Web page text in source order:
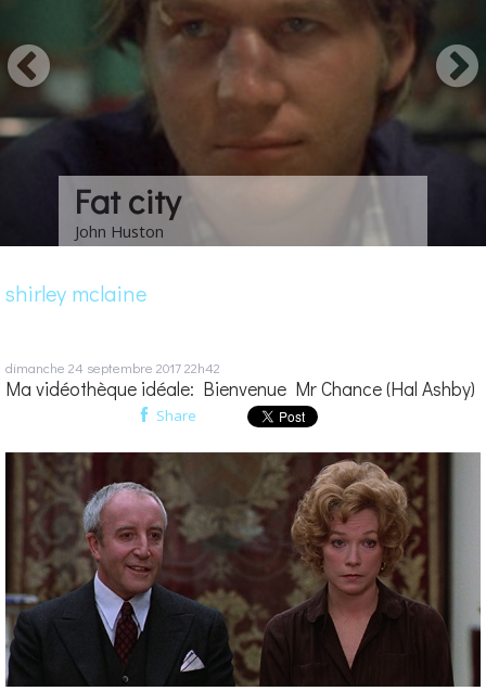
Les choses de la vie
Claude Sautet
shirley mclaine
dimanche 24 septembre 201722h42
Ma vidéothèque idéale: Bienvenue Mr Chance (Hal Ashby)
Share